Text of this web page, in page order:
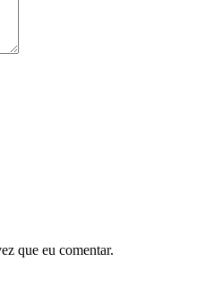
que eu comentar.